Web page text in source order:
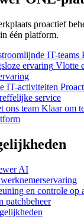
proactief
één platform.
IT-teams
ervaring Vlotte
IT-activiteiten
service
ons team Klaar om
AI
en controle op
patchbeheer